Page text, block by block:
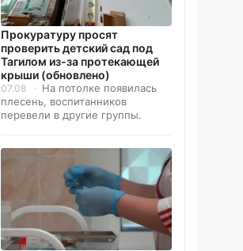
Прокуратуру просят
проверить детский сад под
Тагилом из-за протекающей
крыши (обновлено)
07.08
На потолке появилась
плесень, воспитанников
перевели в другие группы.